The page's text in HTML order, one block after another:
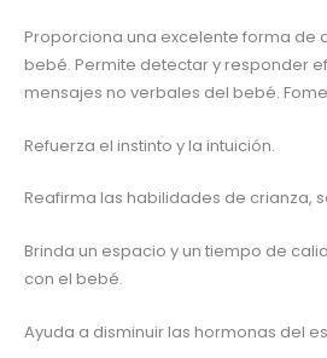
POR:
POR:
Proporciona una excelente forma de
bebé. Permite detectar y responder
mensajes no verbales del bebé.
Refuerza el instinto y la intuición.
Reafirma las habilidades de crianza,
Brinda un espacio y un tiempo de
con el bebé.
Ayuda a disminuir las hormonas del